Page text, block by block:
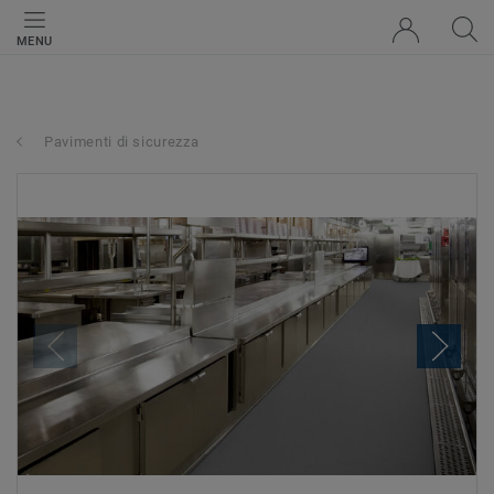
MENU
Pavimenti di sicurezza